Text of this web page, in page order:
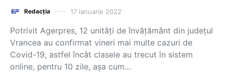
Redacția 17 ianuarie 2022
Potrivit Agerpres, 12 unități de învățământ din județul
Vrancea au confirmat vineri mai multe cazuri de
Covid-19, astfel încât clasele au trecut în sistem
online, pentru 10 zile, așa cum…